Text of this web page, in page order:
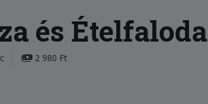
és Ételfaloda
2 980 Ft